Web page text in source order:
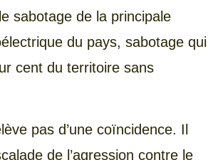
sabotage de la principale
du pays, sabotage qui
cent du territoire sans
pas d’une coïncidence. Il
de l’agression contre le